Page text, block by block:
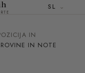
SL
IN
IN NOTE